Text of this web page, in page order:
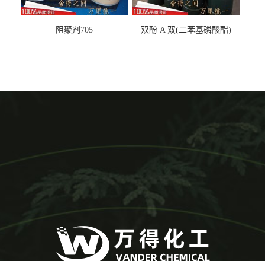
阻聚剂705 双酚 A 双(二苯基磷酸酯)